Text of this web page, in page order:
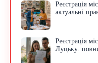
Реєстрація
актуальні
Реєстрація
Луцьку: